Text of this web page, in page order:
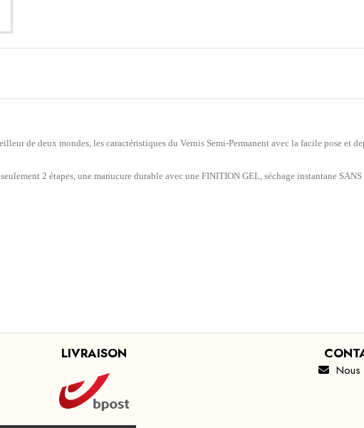
de deux mondes, les caractéristiques du Vernis Semi-Permanent avec la facile pose et
2 étapes, une manucure durable avec une FINITION GEL, séchage instantane
LIVRAISON
 Nous